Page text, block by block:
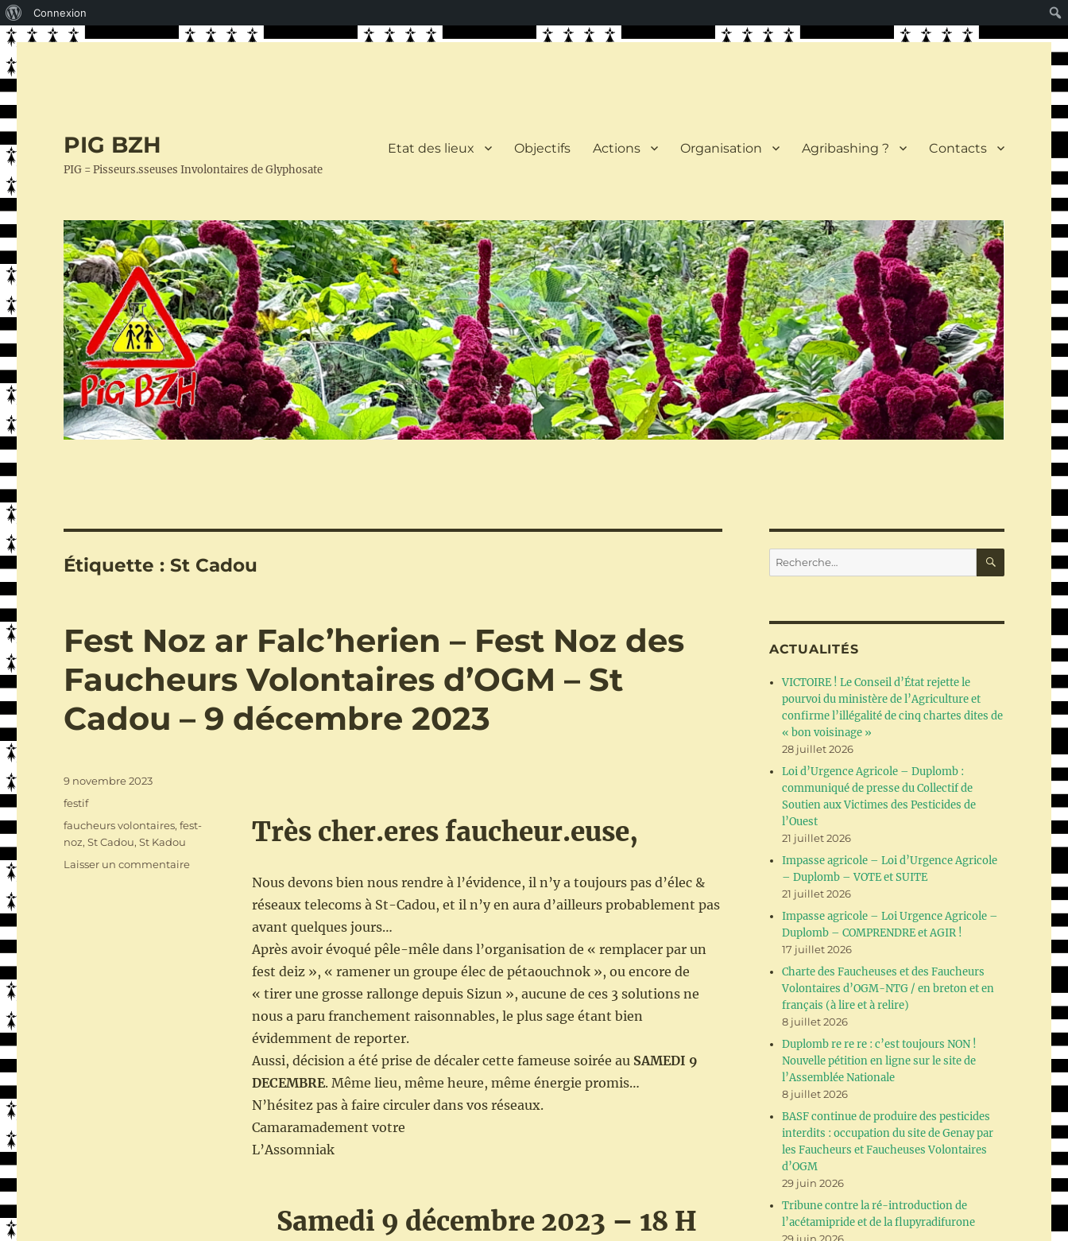
propos
Connexion
PIG BZH
PIG = Pisseurs.sseuses Involontaires de Glyphosate
Etat des lieux Objectifs Actions Organisation Agribashing ? Contacts
Étiquette :St Cadou
Fest Noz ar Falc’herien – Fest Noz des
Faucheurs Volontaires d’OGM – St
Cadou – 9 décembre 2023
Très cher.eres faucheur.euse,
Nous devons bien nous rendre à l’évidence, il n’y a toujours pas d’élec &
réseaux telecoms à St-Cadou, et il n’y en aura d’ailleurs probablement pas
avant quelques jours…
Après avoir évoqué pêle-mêle dans l’organisation de « remplacer par un
fest deiz », « ramener un groupe élec de pétaouchnok », ou encore de
« tirer une grosse rallonge depuis Sizun », aucune de ces 3 solutions ne
nous a paru franchement raisonnables, le plus sage étant bien
évidemment de reporter.
Aussi, décision a été prise de décaler cette fameuse soirée au SAMEDI 9
DECEMBRE. Même lieu, même heure, même énergie promis…
N’hésitez pas à faire circuler dans vos réseaux.
Camaramadement votre
L’Assomniak
Samedi 9 décembre 2023 – 18 H
Publié
le
9 novembre 2023
Catégories
festif
Étiquettes
faucheurs volontaires,fest-
noz,St Cadou,St Kadou
Laisser un commentairesur
Recherche
pour :
ACTUALITÉS
VICTOIRE ! Le Conseil d’État rejette le
pourvoi du ministère de l’Agriculture et
confirme l’illégalité de cinq chartes dites de
« bon voisinage »
28 juillet 2026
Loi d’Urgence Agricole – Duplomb :
communiqué de presse du Collectif de
Soutien aux Victimes des Pesticides de
l’Ouest
21 juillet 2026
Impasse agricole – Loi d’Urgence Agricole
– Duplomb – VOTE et SUITE
21 juillet 2026
Impasse agricole – Loi Urgence Agricole –
Duplomb – COMPRENDRE et AGIR !
17 juillet 2026
Charte des Faucheuses et des Faucheurs
Volontaires d’OGM-NTG / en breton et en
français (à lire et à relire)
8 juillet 2026
Duplomb re re re : c’est toujours NON !
Nouvelle pétition en ligne sur le site de
l’Assemblée Nationale
8 juillet 2026
BASF continue de produire des pesticides
interdits : occupation du site de Genay par
les Faucheurs et Faucheuses Volontaires
d’OGM
29 juin 2026
Tribune contre la ré-introduction de
l’acétamipride et de la flupyradifurone